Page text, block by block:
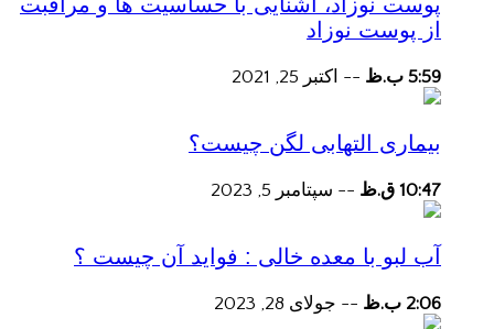
از پوست نوزاد
5:59 ب.ظ -- اکتبر 25, 2021
بیماری التهابی لگن چیست؟
10:47 ق.ظ -- سپتامبر 5, 2023
آب لبو با معده خالی : فواید آن چیست ؟
2:06 ب.ظ -- جولای 28, 2023